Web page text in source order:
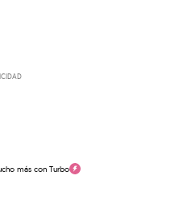
más con Turbo